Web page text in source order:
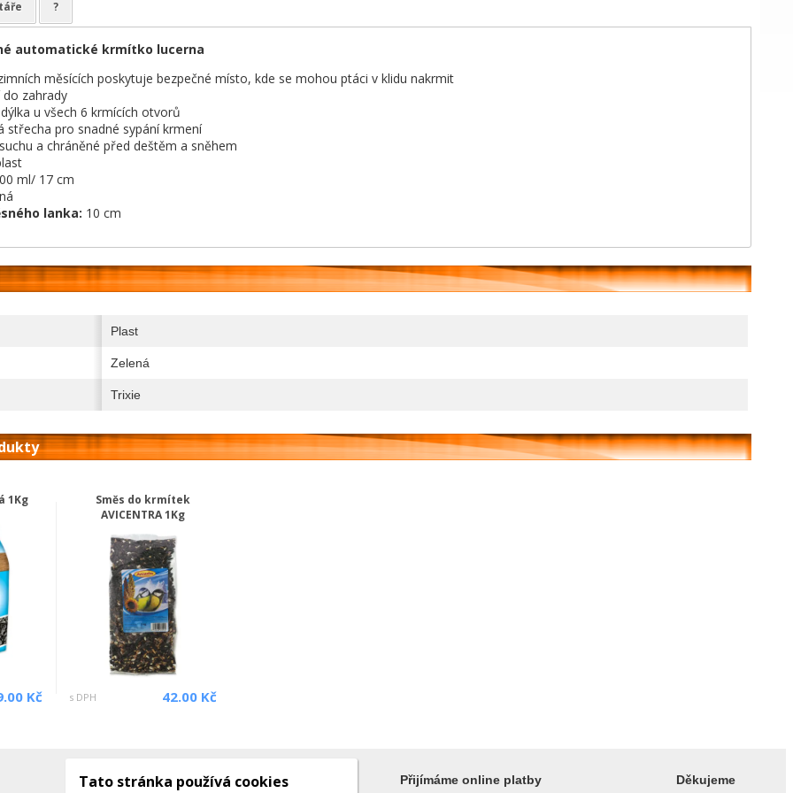
?
automatické krmítko lucerna
měsících poskytuje bezpečné místo, kde se mohou ptáci v klidu nakrmit
zahrady
u všech 6 krmících otvorů
střecha pro snadné sypání krmení
a chráněné před deštěm a sněhem
ml/ 17 cm
lanka: 10 cm
Plast
Zelená
Trixie
1Kg
Kč
Směs do krmítek
AVICENTRA 1Kg
s DPH 42.00 Kč
Kontakty Přijímáme online platby Děkujeme
Tato stránka používá cookies